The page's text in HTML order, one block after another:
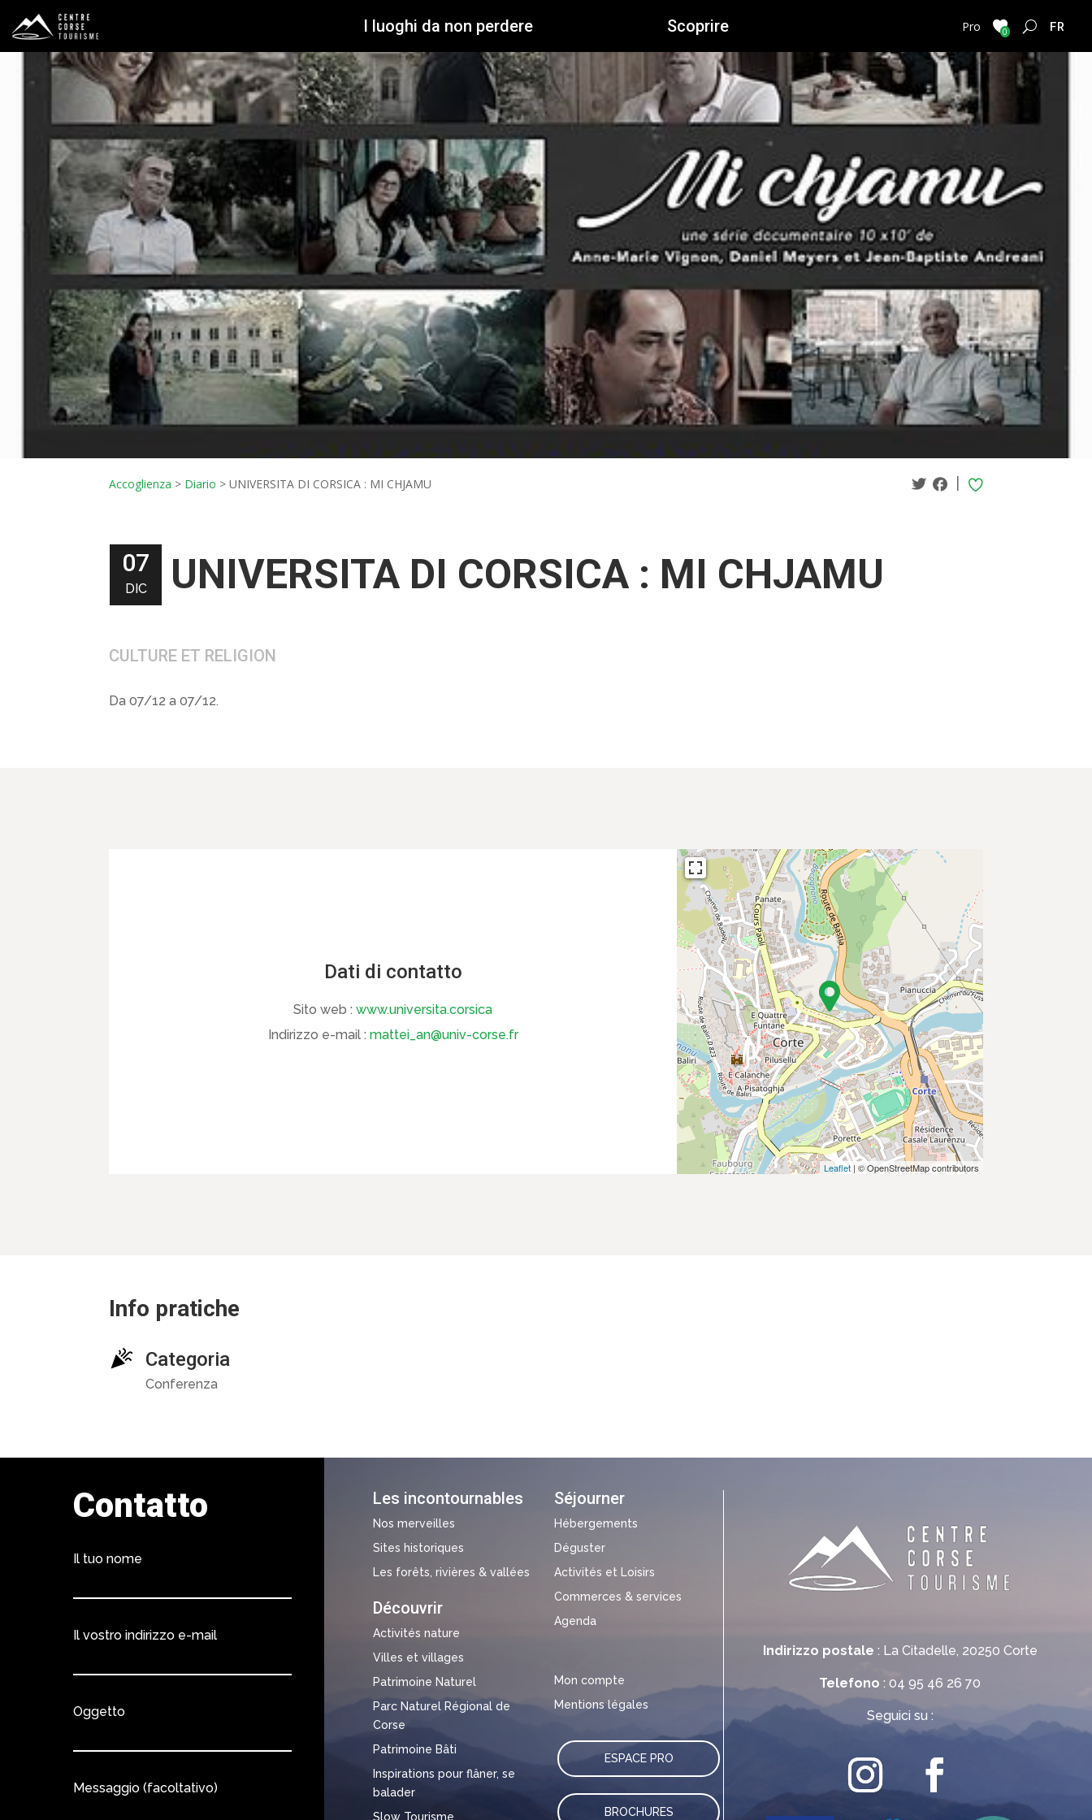
I luoghi da non perdere Scoprire Pro 0
Accoglienza > Diario >UNIVERSITA DI CORSICA : MI CHJAMU |
07
DIC UNIVERSITA DI CORSICA : MI CHJAMU
CULTURE ET RELIGION
Da 07/12 a 07/12.
Dati di contatto
Sito web :www.universita.corsica
Indirizzo e-mail : mattei_an@univ-corse.fr
Leaflet| © OpenStreetMap contributors
Info pratiche
Categoria
Conferenza
Indirizzo postale : La Citadelle, 20250 Corte
Telefono : 04 95 46 26 70
Seguici su :
Les incontournables
Nos merveilles
Sites historiques
Les forêts, rivières & vallées
Découvrir
Activités nature
Villes et villages
Patrimoine Naturel
Parc Naturel Régional de
Corse
Patrimoine Bâti
Inspirations pour flâner, se
balader
Slow Tourisme
Séjourner
Hébergements
Déguster
Activités et Loisirs
Commerces & services
Agenda
Mon compte
Mentions légales
ESPACE PRO
BROCHURES
Contatto
Il tuo nome
Il vostro indirizzo e-mail
Oggetto
Messaggio (facoltativo)